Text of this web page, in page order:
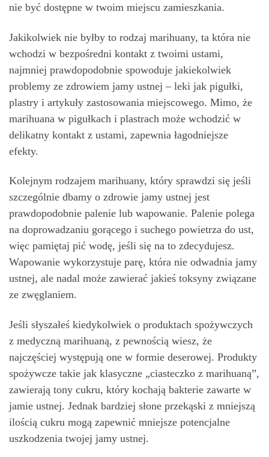
nie być dostępne w twoim miejscu zamieszkania.
Jakikolwiek nie byłby to rodzaj marihuany, ta która nie
wchodzi w bezpośredni kontakt z twoimi ustami,
najmniej prawdopodobnie spowoduje jakiekolwiek
problemy ze zdrowiem jamy ustnej – leki jak pigułki,
plastry i artykuły zastosowania miejscowego. Mimo, że
marihuana w pigułkach i plastrach może wchodzić w
delikatny kontakt z ustami, zapewnia łagodniejsze
efekty.
Kolejnym rodzajem marihuany, który sprawdzi się jeśli
szczególnie dbamy o zdrowie jamy ustnej jest
prawdopodobnie palenie lub wapowanie. Palenie polega
na doprowadzaniu gorącego i suchego powietrza do ust,
więc pamiętaj pić wodę, jeśli się na to zdecydujesz.
Wapowanie wykorzystuje parę, która nie odwadnia jamy
ustnej, ale nadal może zawierać jakieś toksyny związane
ze zwęglaniem.
Jeśli słyszałeś kiedykolwiek o produktach spożywczych
z medyczną marihuaną, z pewnością wiesz, że
najczęściej występują one w formie deserowej. Produkty
spożywcze takie jak klasyczne „ciasteczko z marihuaną”,
zawierają tony cukru, który kochają bakterie zawarte w
jamie ustnej. Jednak bardziej słone przekąski z mniejszą
ilością cukru mogą zapewnić mniejsze potencjalne
uszkodzenia twojej jamy ustnej.